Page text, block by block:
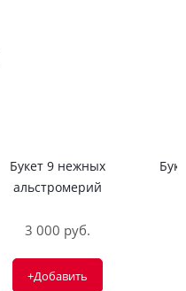
Букет 9 нежных
альстромерий
3 000 руб.
+Добавить